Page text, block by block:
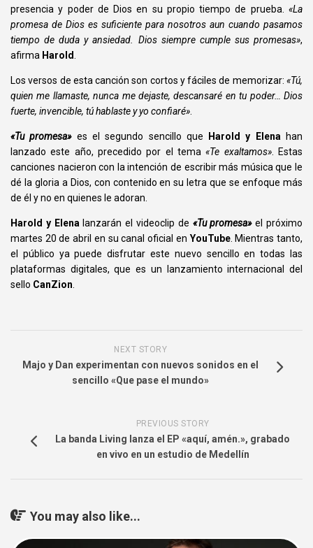
presencia y poder de Dios en su propio tiempo de prueba. «La
promesa de Dios es suficiente para nosotros aun cuando pasamos
tiempo de duda y ansiedad. Dios siempre cumple sus promesas»,
afirma Harold
Los versos de esta canción son cortos y fáciles de memorizar: «Tú,
quien me llamaste, nunca me dejaste, descansaré en tu poder… Dios
fuerte, invencible, tú hablaste y yo confiaré»
«Tu promesa» es el segundo sencillo que Harold y Elena han
lanzado este año, precedido por el tema«Te exaltamos». Estas
canciones nacieron con la intención de escribir más música que le
dé la gloria a Dios, con contenido en su letra que se enfoque más
de él y no en quienes le adoran.
Harold y Elena lanzarán el videoclip de «Tu promesa» el próximo
martes 20 de abril en su canal oficial en YouTube. Mientras tanto,
el público ya puede disfrutar este nuevo sencillo en todas las
plataformas digitales, que es un lanzamientointernacional del
sello CanZion
NEXT STORY
Majo y Dan experimentan con nuevos sonidos en el
sencillo «Que pase el mundo»
PREVIOUS STORY
La banda Living lanza el EP «aquí, amén.», grabado
en vivo en un estudio de Medellín
You may also like...